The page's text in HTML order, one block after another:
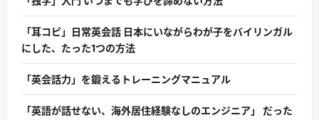
「耳コピ」日常英会話 日本にいながらわが子をバイリンガル
にした、たった1つの方法
「英会話力」を鍛えるトレーニングマニュアル
「英語が話せない、海外居住経験なしのエンジニア」 だった